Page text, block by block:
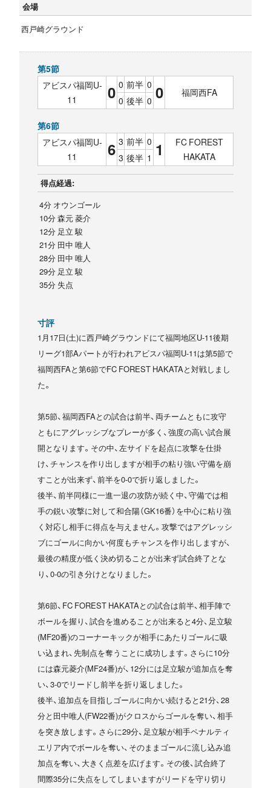
会場
西戸崎グラウンド
第5節
アビスパ福岡U-
11
0 0 前半 0 0 福岡西FA
0 後半 0
第6節
アビスパ福岡U-
11
6 3 前半 0 1
FC FOREST
HAKATA
3 後半 1
得点経過:
4分 オウンゴール
10分 森元 菱介
12分 足立 駿
21分 田中 唯人
28分 田中 唯人
29分 足立 駿
35分 失点
寸評
1月17日(土)に西戸崎グラウンドにて福岡地区U-11後期
リーグ1部Aパートが行われアビスパ福岡U-11は第5節で
福岡西FAと第6節でFC FOREST HAKATAと対戦しまし
た。
第5節、福岡西FAとの試合は前半、両チームともに攻守
ともにアグレッシブなプレーが多く、強度の高い試合展
開となります。その中、左サイドを起点に攻撃を仕掛
け、チャンスを作り出しますが相手の粘り強い守備を崩
すことが出来ず、前半を0-0で折り返しました。
後半、前半同様に一進一退の攻防が続く中、守備では相
手の鋭い攻撃に対して和合陽（GK16番）を中心に粘り強
く対応し相手に得点を与えません。攻撃ではアグレッシ
ブにゴールに向かい何度もチャンスを作り出しますが、
最後の精度が低く決め切ることが出来ず試合終了とな
り、0-0の引き分けとなりました。
第6節、FC FOREST HAKATAとの試合は前半、相手陣で
ボールを握り、試合を進めることが出来ると4分、足立駿
(MF20番)のコーナーキックが相手にあたりゴールに吸
い込まれ、先制点を奪うことに成功します。さらに10分
には森元菱介(MF24番)が、12分には足立駿が追加点を奪
い、3-0でリードし前半を折り返しました。
後半、追加点を目指しゴールに向かい続けると21分、28
分と田中唯人(FW22番)がクロスからゴールを奪い、相手
を突き放します。さらに29分、足立駿が相手ペナルティ
エリア内でボールを奪い、そのままゴールに流し込み追
加点を奪い、大きく点差を広げます。その後、試合終了
間際35分に失点をしてしまいますがリードを守り切り